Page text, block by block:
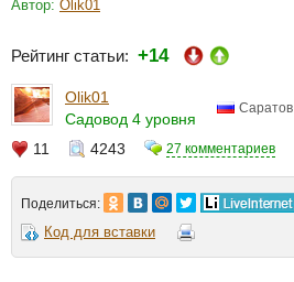
Автор: Olik01
Рейтинг статьи: +14
Olik01
Садовод 4 уровня
Саратов
11 4243 27 комментариев
Поделиться:
Код для вставки